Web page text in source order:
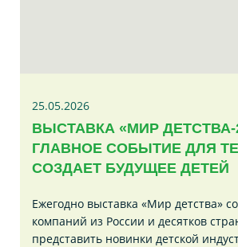
25.05.2026
ВЫСТАВКА «МИР ДЕТСТВА-
ГЛАВНОЕ СОБЫТИЕ ДЛЯ
СОЗДАЕТ БУДУЩЕЕ ДЕТЕЙ
Ежегодно выставка «Мир детства»
компаний из России и десятков
представить новинки детской